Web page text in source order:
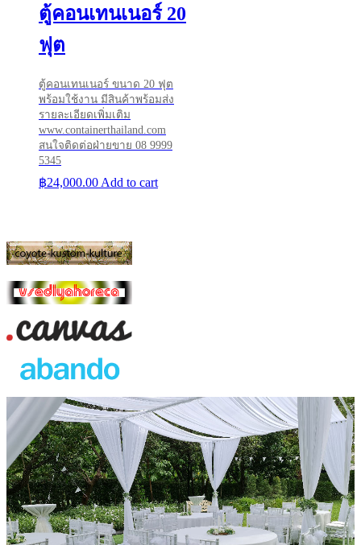
ตู้คอนเทนเนอร์ 20
ฟุต
ตู้คอนเทนเนอร์ ขนาด 20 ฟุต
พร้อมใช้งาน มีสินค้าพร้อมส่ง
รายละเอียดเพิ่มเติม
www.containerthailand.com
สนใจติดต่อฝ่ายขาย 08 9999
5345
฿24,000.00 Add to cart